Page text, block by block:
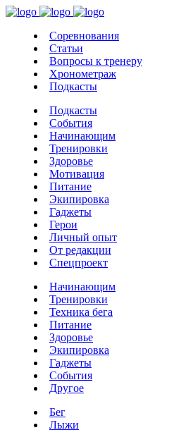
Соревнования
Статьи
Вопросы к тренеру
Хронометраж
Подкасты
Подкасты
События
Начинающим
Тренировки
Здоровье
Мотивация
Питание
Экипировка
Гаджеты
Герои
Личный опыт
От редакции
Спецпроект
Начинающим
Тренировки
Техника бега
Питание
Здоровье
Экипировка
Гаджеты
События
Другое
Бег
Лыжи